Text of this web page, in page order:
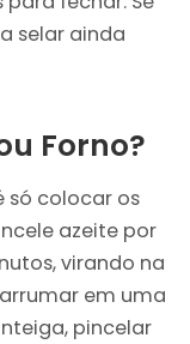
selar ainda
Forno?
só colocar os
azeite por
virando na
em uma
pincelar